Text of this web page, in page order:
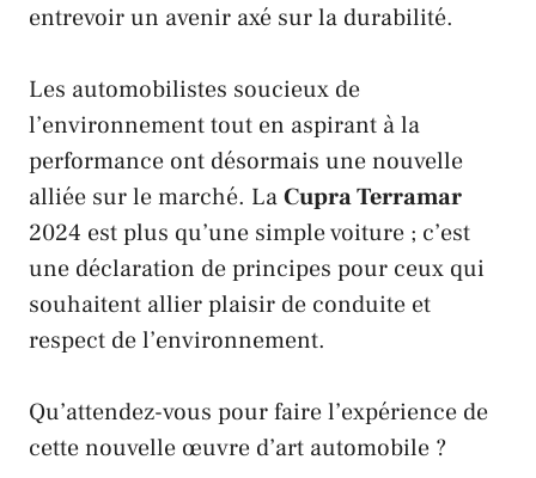
entrevoir un avenir axé sur la durabilité.
Les automobilistes soucieux de
l’environnement tout en aspirant à la
performance ont désormais une nouvelle
alliée sur le marché. LaCupra Terramar
2024 est plus qu’une simple voiture ; c’est
une déclaration de principes pour ceux qui
souhaitent allier plaisir de conduite et
respect de l’environnement.
Qu’attendez-vous pour faire l’expérience de
cette nouvelle œuvre d’art automobile ?